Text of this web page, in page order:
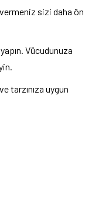
sizi daha ön
Vücudunuza
tarzınıza uygun